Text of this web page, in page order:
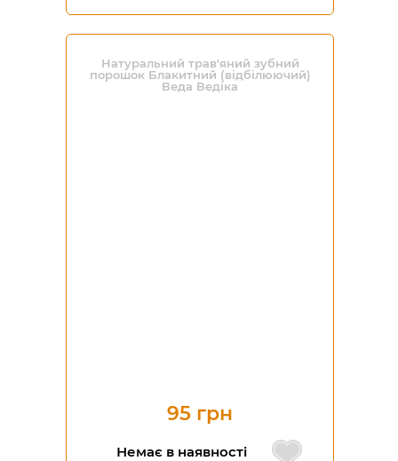
Натуральний трав'яний зубний
порошок Блакитний (відбілюючий)
Веда Ведіка
95 грн
Немає в наявності